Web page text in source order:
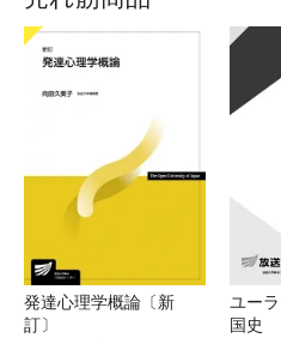
発達心理学概論〔新
訂〕
ユー
国史